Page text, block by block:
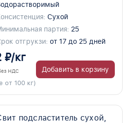
Сухой
партия: 25
отгрукзи: от 17 до 25 дней
₽/кг
НДС
от 100 кг)
Добавить в корзину
подсластитель сухой,